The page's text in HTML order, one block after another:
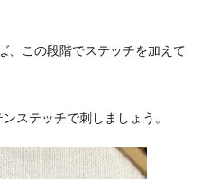
、この段階でステッチを加えて
ステッチで刺しましょう。